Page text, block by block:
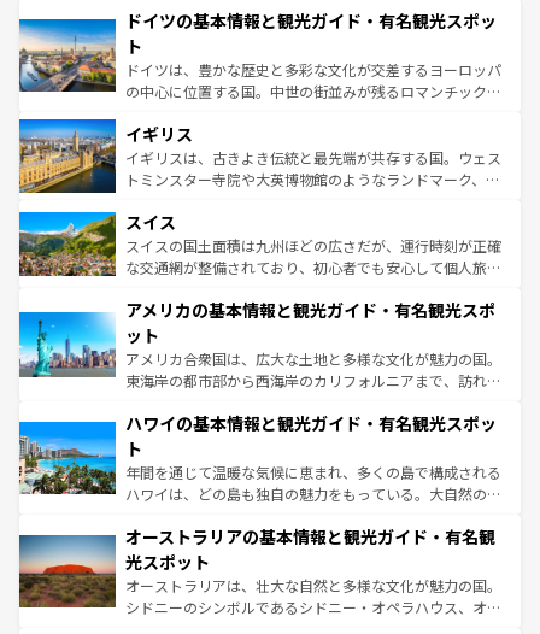
せる。地方によって風土や気候が異なるスペインはその個
ンテンツ一覧 を参照してほしい。
で、幅広い魅力が詰まっている。華麗な宮殿、歴史的な大
聖堂、美しいビーチ、そして豊かな自然が、訪れる者を心
から魅了する。また、フランスは美食の国としても知ら
れ、フランス料理はユネスコ無形文化遺産にも登録されて
香り高いラベンダー畑など、多彩な楽しみ方が可能だ。さ
らに、パリ以外の地域にも魅力が溢れており、どの街角に
も豊かな歴史と文化が息づいている。パリ以外の個性あふ
を参照してほしい。
ドイツの基本情報と観光ガイド・有名観光スポッ
ト
ドイツは、豊かな歴史と多彩な文化が交差するヨーロッパ
の中心に位置する国。中世の街並みが残るロマンチック街
顔を持つこの国は、どこを歩いても飽きることがない。ベ
ルリンの文化的活気、バイエルン州のアルプスの絶景、そ
してライン川沿いのワイン畑といった風景は必見。ビール
は、お酒好きな人にはぜひ体験してほしい。 なお、新着の
ドイツ情報はコンテンツ一覧を参照してほしい。
イギリス
イギリスは、古きよき伝統と最先端が共存する国。ウェス
トミンスター寺院や大英博物館のようなランドマーク、歴
リアごとに異なる魅力がある。また、優雅なアフタヌーン
ティー、ビール好きにはたまらない英国パブ、サッカー観
戦など、本場だからこそできる体験も豊富。イギリスを旅
ンツ一覧を参照してほしい。
スイス
スイスの国土面積は九州ほどの広さだが、運行時刻が正確
な交通網が整備されており、初心者でも安心して個人旅行
の建物がそのまま残る町や、スイスならではのユニークな
博物館もあり、アルプス観光だけでなく町歩きも満喫する
ことができる。国民の所得が高いため物価も高いが、旅行
者向けの交通パス提供のサービスもあり、うまく活用すれ
着のスイス情報はコンテンツ一覧を参照してほしい。
アメリカの基本情報と観光ガイド・有名観光スポ
ット
アメリカ合衆国は、広大な土地と多様な文化が魅力の国。
東海岸の都市部から西海岸のカリフォルニアまで、訪れる
のような巨大都市は、観光、ショッピング、エンターテイ
ンメントが詰まった刺激的なスポットだ。一方、アメリカ
西部には大自然が広がり、グランドキャニオンやイエロー
ストーン国立公園といった絶景が堪能できる。さらに、南
文化が魅力。旅行者はアメリカの各地域で異なる魅力を楽
しみながら、その多様性と豊かな歴史を感じることができ
るだろう。車でのロードトリップや列車の旅も、アメリカ
ならではの贅沢な旅のスタイルだ。 なお、新着のアメリカ
情報は コンテンツ一覧 を参照してほしい。
ハワイの基本情報と観光ガイド・有名観光スポッ
ト
年間を通じて温暖な気候に恵まれ、多くの島で構成される
ハワイは、どの島も独自の魅力をもっている。大自然の神
ワイ島は見逃せない。また、定番の観光地といえばオアフ
島だが、静かな自然を求めるならマウイ島やカウアイ島が
おすすめ。エメラルドグリーンに輝く海をはじめ、豊かな
文化や歴史が息づいている。「アロハスピリット」と呼ば
オーストラリアの基本情報と観光ガイド・有名観
光スポット
オーストラリアは、壮大な自然と多様な文化が魅力の国。
シドニーのシンボルであるシドニー・オペラハウス、オー